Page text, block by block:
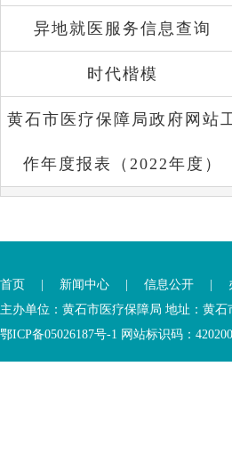
异地就医服务信息查询
时代楷模
黄石市医疗保障局政府网站
作年度报表（2022年度）
首页 新闻中心 信息公开
主办单位：黄石市医疗保障局 地址：黄石
鄂ICP备05026187号-1 网站标识码：